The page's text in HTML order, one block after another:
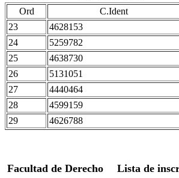
Ord
C.Ident
23
4628153
24 5259782
25 4638730
26 5131051
27 4440464
28 4599159
29 4626788
Facultad de Derecho Lista de